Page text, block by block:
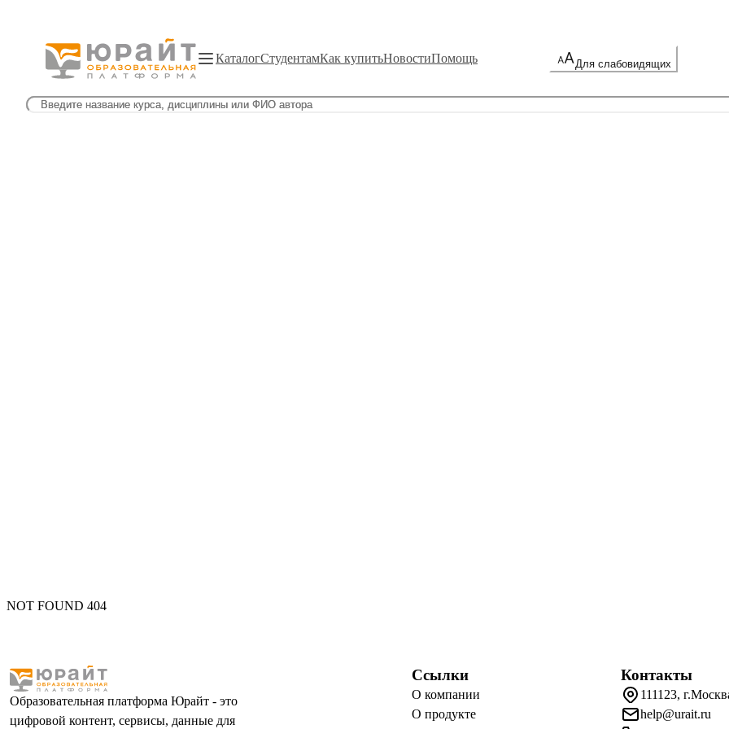
КаталогСтудентамКак купитьНовостиПомощь Для слабовидящих
NOT FOUND 404
Образовательная платформа Юрайт - это
цифровой контент, сервисы, данные для
Ссылки
О компании
О продукте
Контакты
111123,
help@urait.ru